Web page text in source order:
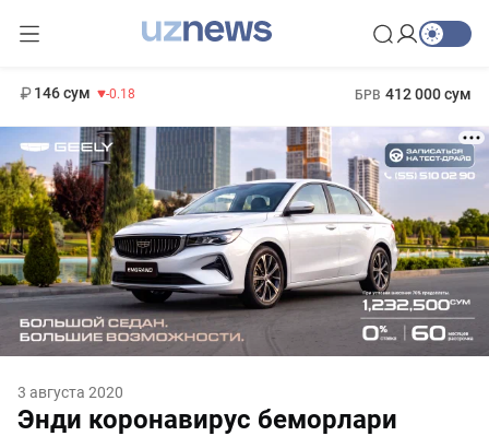
146 сум -0.18 БРВ 412 000 сум
3 августа 2020
Энди коронавирус беморлари